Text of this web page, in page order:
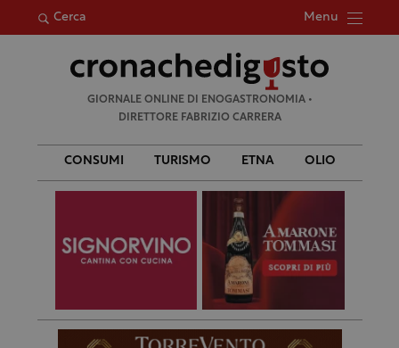
Cerca Menu
per:
GIORNALE ONLINE DI ENOGASTRONOMIA •
DIRETTORE FABRIZIO CARRERA
CONSUMI TURISMO ETNA OLIO